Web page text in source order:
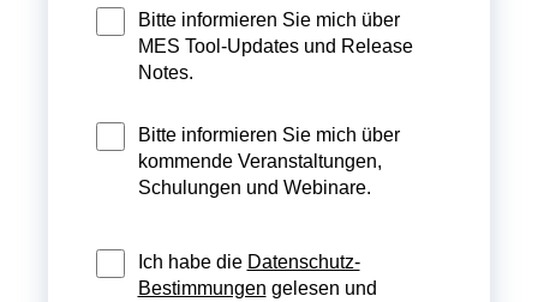
Bitte informieren Sie mich über
MES Tool-Updates und Release
Notes.
Bitte informieren Sie mich über
kommende Veranstaltungen,
Schulungen und Webinare.
Ich habe die Datenschutz-
Bestimmungen gelesen und